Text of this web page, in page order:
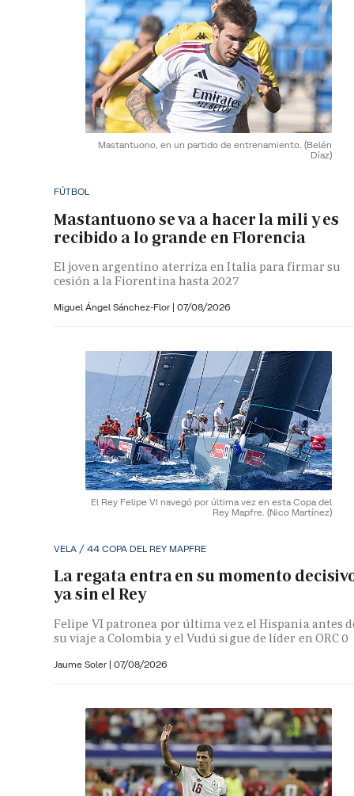
Mastantuono, en un partido de entrenamiento. (Belén
Díaz)
FÚTBOL
Mastantuono se va a hacer la mili y es
recibido a lo grande en Florencia
El joven argentino aterriza en Italia para firmar su
cesión a la Fiorentina hasta 2027
Miguel Ángel Sánchez-Flor | 07/08/2026
El Rey Felipe VI navegó por última vez en esta Copa del
Rey Mapfre. (Nico Martínez)
VELA / 44 COPA DEL REY MAPFRE
La regata entra en su momento
ya sin el Rey
Felipe VI patronea por última vez el Hispania antes
su viaje a Colombia y el Vudú sigue de líder en ORC 0
Jaume Soler | 07/08/2026